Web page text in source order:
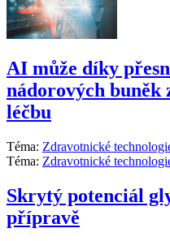
AI může díky
nádorových buněk
léčbu
Téma: Zdravotnické
Téma: Zdravotnické
Skrytý potenciál
přípravě